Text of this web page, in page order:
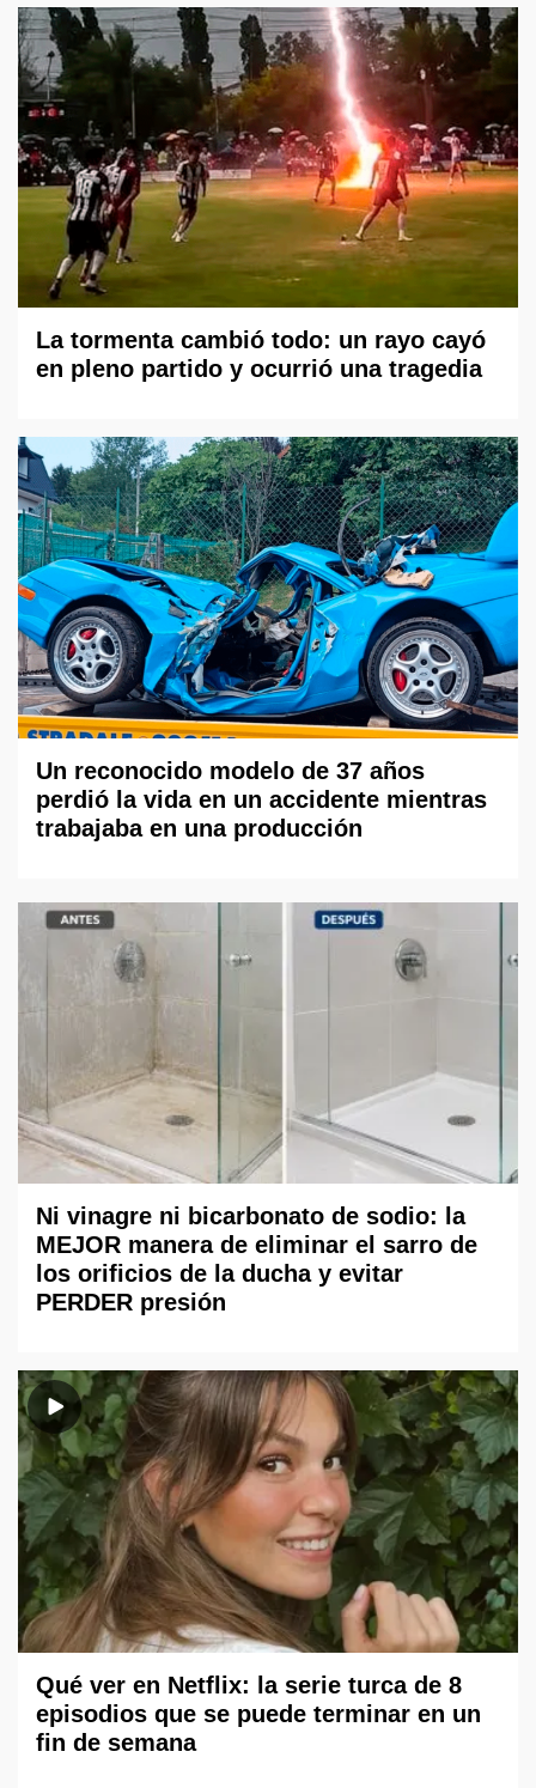
La tormenta cambió todo: un rayo cayó
en pleno partido y ocurrió una tragedia
Un reconocido modelo de 37 años
perdió la vida en un accidente mientras
trabajaba en una producción
Ni vinagre ni bicarbonato de sodio: la
MEJOR manera de eliminar el sarro de
los orificios de la ducha y evitar
PERDER presión
Qué ver en Netflix: la serie turca de 8
episodios que se puede terminar en un
fin de semana